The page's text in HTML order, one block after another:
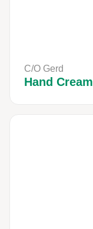
C/O Gerd
Hand Cream